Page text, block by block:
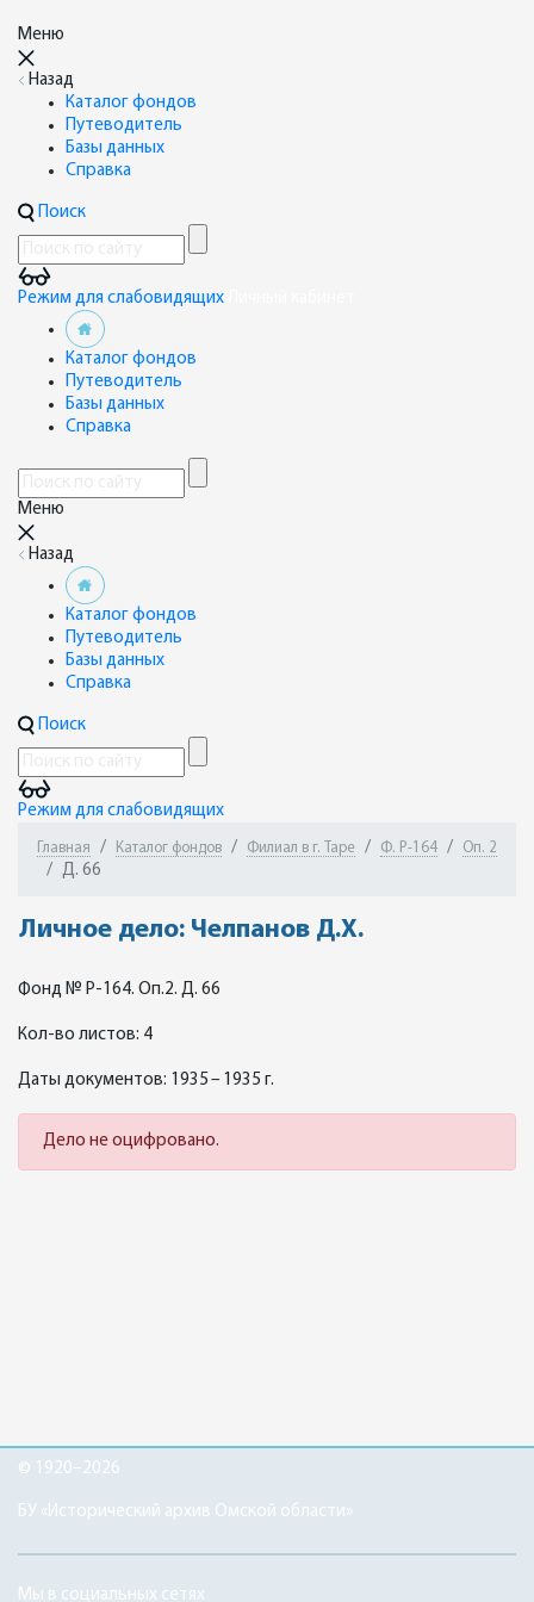
Меню
Назад
Каталог фондов
Путеводитель
Базы данных
Справка
Поиск
Режим для слабовидящих
Каталог фондов
Путеводитель
Базы данных
Справка
Меню
Назад
Каталог фондов
Путеводитель
Базы данных
Справка
Поиск
Режим для слабовидящих
Главная Каталог фондов Филиал в г. Таре Ф. Р-164 Оп. 2
Д. 66
Личное дело: Челпанов Д.Х.
Фонд № Р-164. Оп.2. Д. 66
Кол-во листов: 4
Даты документов: 1935 – 1935 г.
Дело не оцифровано.
© 1920–2026
БУ «Исторический архив Омской области»
Мы в социальных сетях